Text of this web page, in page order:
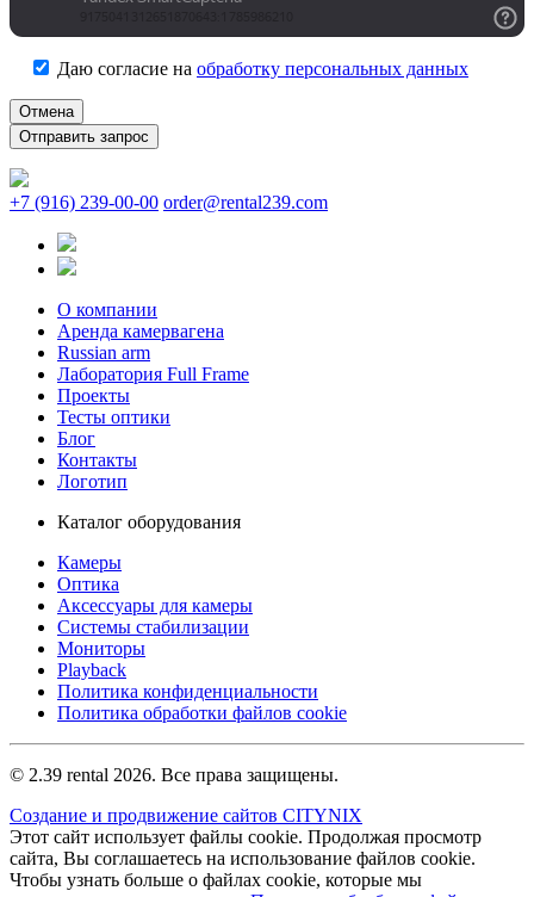
Даю согласие на обработку персональных данных
Отмена
+7 (916) 239-00-00 order@rental239.com
О компании
Аренда камервагена
Russian arm
Лаборатория Full Frame
Проекты
Тесты оптики
Блог
Контакты
Логотип
Каталог оборудования
Камеры
Оптика
Аксессуары для камеры
Системы стабилизации
Мониторы
Playback
Политика конфиденциальности
Политика обработки файлов cookie
© 2.39 rental 2026. Все права защищены.
Создание и продвижение сайтов CITYNIX
Этот сайт использует файлы cookie. Продолжая просмотр
сайта, Вы соглашаетесь на использование файлов cookie.
Чтобы узнать больше о файлах cookie, которые мы